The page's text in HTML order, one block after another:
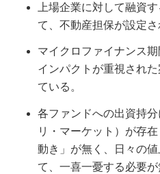
上場企業に対して融資
て、不動産担保が設定さ
マイクロファイナンス
インパクトが重視され
ている。
各ファンドへの出資持
リ・マーケット）が存
動き」が無く、日々の
て、一喜一憂する必要が